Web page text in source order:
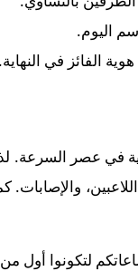
اليوم.
الفائز في النهاية.
في عصر
والإصابات.
لتكونوا أول من